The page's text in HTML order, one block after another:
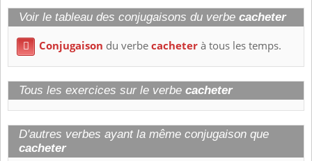
Voir le tableau des conjugaisons du verbe cacheter
 Conjugaison du verbecacheterà tous les temps.
Tous les exercices sur le verbe cacheter
D'autres verbes ayant la même conjugaison que
cacheter